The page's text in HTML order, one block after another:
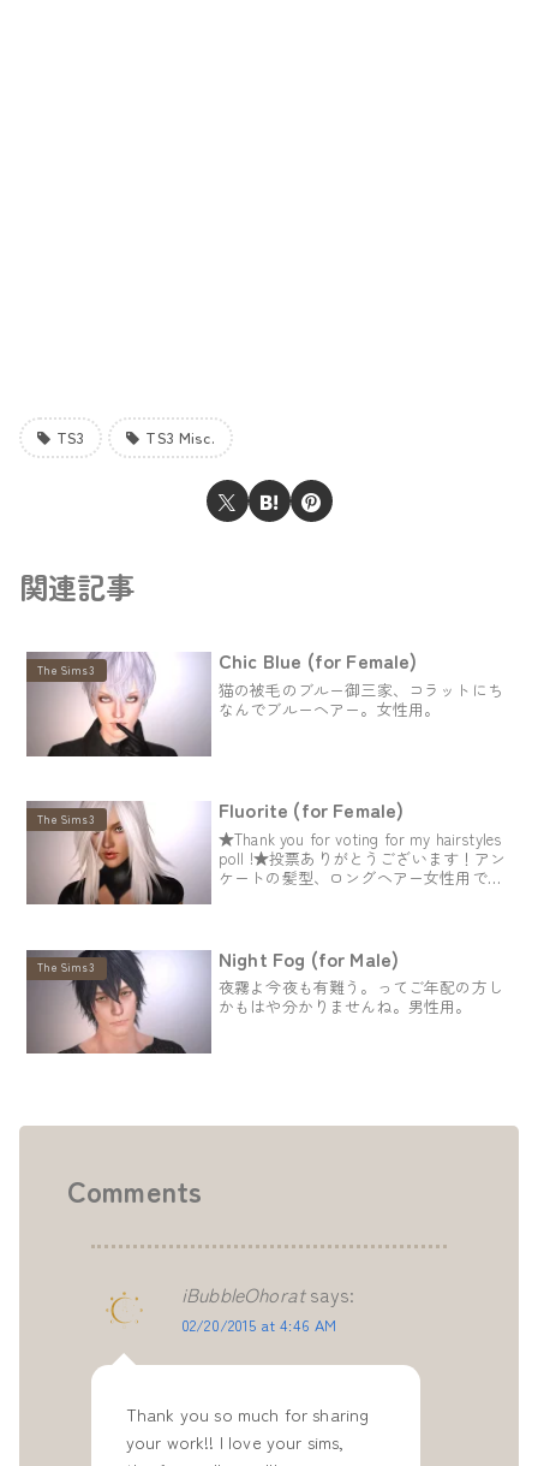
TS3 TS3 Misc.
関連記事
The Sims3 Chic Blue (for Female)
猫の被毛のブルー御三家、コラットにち
なんでブルーヘアー。女性用。
The Sims3 Fluorite (for Female)
★Thank you for voting for my hairstyles
poll !★投票ありがとうございます！アン
ケートの髪型、ロングヘアー女性用で
The Sims3 Night Fog (for Male)
夜霧よ今夜も有難う。ってご年配の方し
かもはや分かりませんね。男性用。
Comments
iBubbleOhorat says:
02/20/2015 at 4:46 AM
Thank you so much for sharing
your work!! I love your sims,